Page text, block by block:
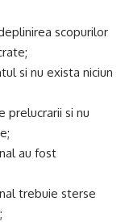
scopurilor
si nu exista niciun
prelucrarii si nu
au fost
trebuie sterse